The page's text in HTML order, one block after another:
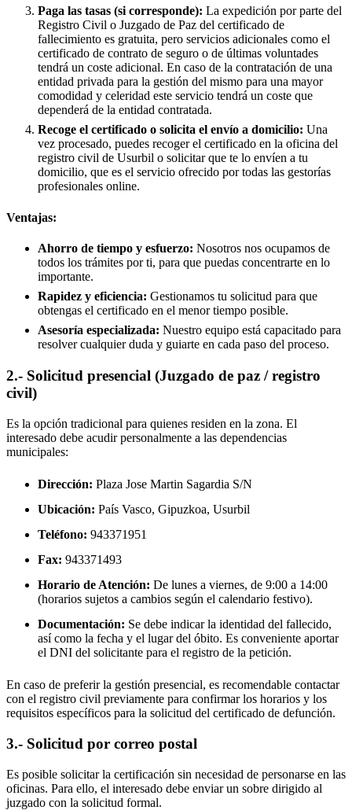
Paga las tasas (si corresponde): La expedición por parte del
Registro Civil o Juzgado de Paz del certificado de
fallecimiento es gratuita, pero servicios adicionales como el
certificado de contrato de seguro o de últimas voluntades
tendrá un coste adicional. En caso de la contratación de una
entidad privada para la gestión del mismo para una mayor
comodidad y celeridad este servicio tendrá un coste que
dependerá de la entidad contratada.
Recoge el certificado o solicita el envío a domicilio: Una
vez procesado, puedes recoger el certificado en la oficina del
registro civil de Usurbil o solicitar que te lo envíen a tu
domicilio, que es el servicio ofrecido por todas las gestorías
profesionales online.
Ventajas:
Ahorro de tiempo y esfuerzo: Nosotros nos ocupamos de
todos los trámites por ti, para que puedas concentrarte en lo
importante.
Rapidez y eficiencia: Gestionamos tu solicitud para que
obtengas el certificado en el menor tiempo posible.
Asesoría especializada: Nuestro equipo está capacitado para
resolver cualquier duda y guiarte en cada paso del proceso.
2.- Solicitud presencial (Juzgado de paz / registro
civil)
Es la opción tradicional para quienes residen en la zona. El
interesado debe acudir personalmente a las dependencias
municipales:
Dirección: Plaza Jose Martin Sagardia S/N
Ubicación: País Vasco, Gipuzkoa, Usurbil
Teléfono: 943371951
Fax: 943371493
Horario de Atención: De lunes a viernes, de 9:00 a 14:00
(horarios sujetos a cambios según el calendario festivo).
Documentación: Se debe indicar la identidad del fallecido,
así como la fecha y el lugar del óbito. Es conveniente aportar
el DNI del solicitante para el registro de la petición.
En caso de preferir la gestión presencial, es recomendable contactar
con el registro civil previamente para confirmar los horarios y los
requisitos específicos para la solicitud del certificado de defunción.
3.- Solicitud por correo postal
Es posible solicitar la certificación sin necesidad de personarse en las
oficinas. Para ello, el interesado debe enviar un sobre dirigido al
juzgado con la solicitud formal.